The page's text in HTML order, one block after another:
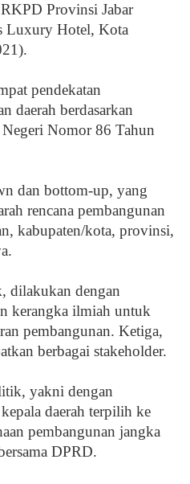
Provinsi Jabar
Luxury Hotel, Kota
pendekatan
daerah berdasarkan
Nomor 86 Tahun
dan bottom-up, yang
rencana pembangunan
kabupaten/kota, provinsi,
dilakukan dengan
kerangka ilmiah untuk
pembangunan. Ketiga,
berbagai stakeholder.
yakni dengan
daerah terpilih ke
pembangunan jangka
DPRD.